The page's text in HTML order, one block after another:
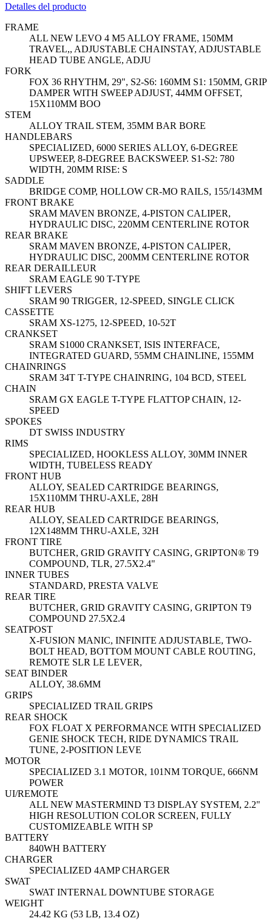
Detalles del producto
FRAME
ALL NEW LEVO 4 M5 ALLOY FRAME, 150MM
TRAVEL,, ADJUSTABLE CHAINSTAY, ADJUSTABLE
HEAD TUBE ANGLE, ADJU
FORK
FOX 36 RHYTHM, 29", S2-S6: 160MM S1: 150MM, GRIP
DAMPER WITH SWEEP ADJUST, 44MM OFFSET,
15X110MM BOO
STEM
ALLOY TRAIL STEM, 35MM BAR BORE
HANDLEBARS
SPECIALIZED, 6000 SERIES ALLOY, 6-DEGREE
UPSWEEP, 8-DEGREE BACKSWEEP. S1-S2: 780
WIDTH, 20MM RISE: S
SADDLE
BRIDGE COMP, HOLLOW CR-MO RAILS, 155/143MM
FRONT BRAKE
SRAM MAVEN BRONZE, 4-PISTON CALIPER,
HYDRAULIC DISC, 220MM CENTERLINE ROTOR
REAR BRAKE
SRAM MAVEN BRONZE, 4-PISTON CALIPER,
HYDRAULIC DISC, 200MM CENTERLINE ROTOR
REAR DERAILLEUR
SRAM EAGLE 90 T-TYPE
SHIFT LEVERS
SRAM 90 TRIGGER, 12-SPEED, SINGLE CLICK
CASSETTE
SRAM XS-1275, 12-SPEED, 10-52T
CRANKSET
SRAM S1000 CRANKSET, ISIS INTERFACE,
INTEGRATED GUARD, 55MM CHAINLINE, 155MM
CHAINRINGS
SRAM 34T T-TYPE CHAINRING, 104 BCD, STEEL
CHAIN
SRAM GX EAGLE T-TYPE FLATTOP CHAIN, 12-
SPEED
SPOKES
DT SWISS INDUSTRY
RIMS
SPECIALIZED, HOOKLESS ALLOY, 30MM INNER
WIDTH, TUBELESS READY
FRONT HUB
ALLOY, SEALED CARTRIDGE BEARINGS,
15X110MM THRU-AXLE, 28H
REAR HUB
ALLOY, SEALED CARTRIDGE BEARINGS,
12X148MM THRU-AXLE, 32H
FRONT TIRE
BUTCHER, GRID GRAVITY CASING, GRIPTON® T9
COMPOUND, TLR, 27.5X2.4"
INNER TUBES
STANDARD, PRESTA VALVE
REAR TIRE
BUTCHER, GRID GRAVITY CASING, GRIPTON T9
COMPOUND 27.5X2.4
SEATPOST
X-FUSION MANIC, INFINITE ADJUSTABLE, TWO-
BOLT HEAD, BOTTOM MOUNT CABLE ROUTING,
REMOTE SLR LE LEVER,
SEAT BINDER
ALLOY, 38.6MM
GRIPS
SPECIALIZED TRAIL GRIPS
REAR SHOCK
FOX FLOAT X PERFORMANCE WITH SPECIALIZED
GENIE SHOCK TECH, RIDE DYNAMICS TRAIL
TUNE, 2-POSITION LEVE
MOTOR
SPECIALIZED 3.1 MOTOR, 101NM TORQUE, 666NM
POWER
UI/REMOTE
ALL NEW MASTERMIND T3 DISPLAY SYSTEM, 2.2"
HIGH RESOLUTION COLOR SCREEN, FULLY
CUSTOMIZEABLE WITH SP
BATTERY
840WH BATTERY
CHARGER
SPECIALIZED 4AMP CHARGER
SWAT
SWAT INTERNAL DOWNTUBE STORAGE
WEIGHT
24.42 KG (53 LB, 13.4 OZ)